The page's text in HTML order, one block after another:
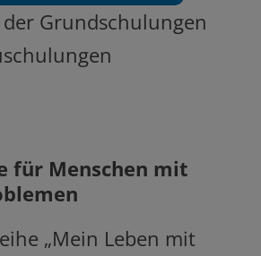
Grundschulungen
für Menschen mit
„Mein Leben mit